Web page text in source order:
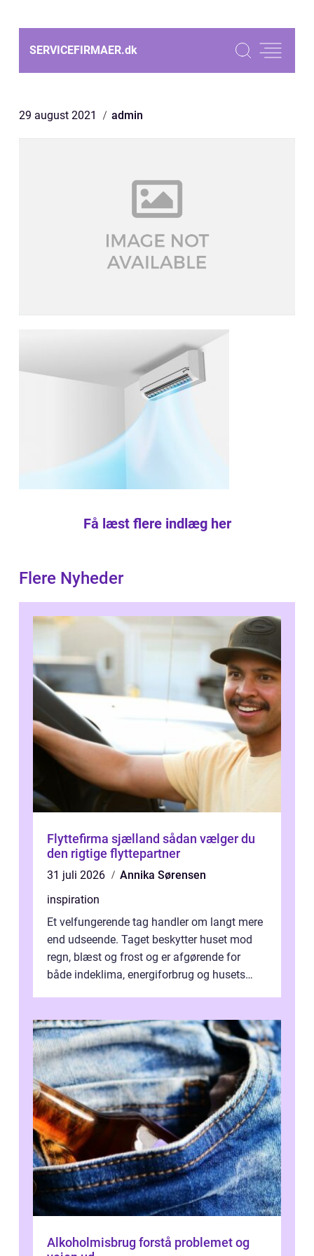
SERVICEFIRMAER.dk
29 august 2021 admin
Få læst flere indlæg her
Flere Nyheder
Flyttefirma sjælland sådan vælger du
den rigtige flyttepartner
31 juli 2026
Annika Sørensen
inspiration
Et velfungerende tag handler om langt mere
end udseende. Taget beskytter huset mod
regn, blæst og frost og er afgørende for
både indeklima, energiforbrug og husets
Alkoholmisbrug forstå problemet og